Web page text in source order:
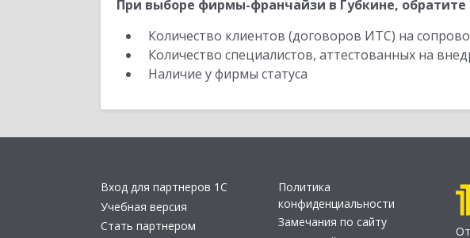
При выборе фирмы-франчайзи в Губкине, обратите
Количество клиентов (договоров ИТС) на
Количество специалистов, аттестованных на
Наличие у фирмы статуса
Вход для партнеров 1С
Учебная версия
Стать партнером
Политика
конфиденциальности
Замечания по сайту